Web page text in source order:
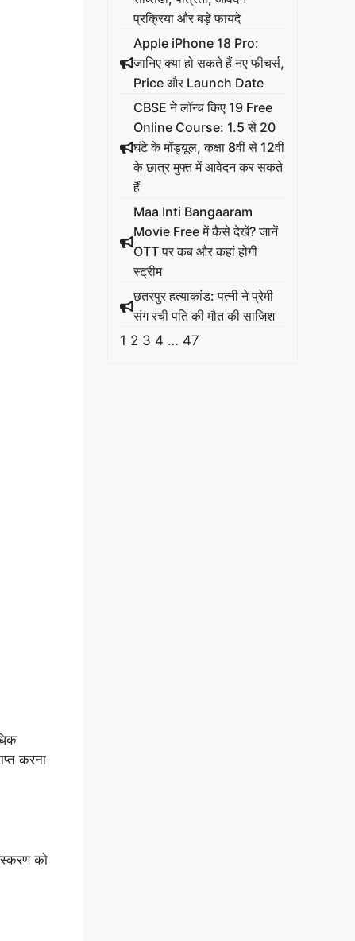
करना
को
प्रक्रिया और बड़े फायदे
Apple iPhone 18 Pro:
जानिए क्या हो सकते हैं नए फीचर्स,
Price और Launch Date
CBSE ने लॉन्च किए 19 Free
Online Course: 1.5 से 20
घंटे के मॉड्यूल, कक्षा 8वीं से 12वीं
के छात्र मुफ्त में आवेदन कर सकते
हैं
Maa Inti Bangaaram
Movie Free में कैसे देखें? जानें
OTT पर कब और कहां होगी
स्ट्रीम
छतरपुर हत्याकांड: पत्नी ने प्रेमी
संग रची पति की मौत की साजिश
1 2 3 4 … 47